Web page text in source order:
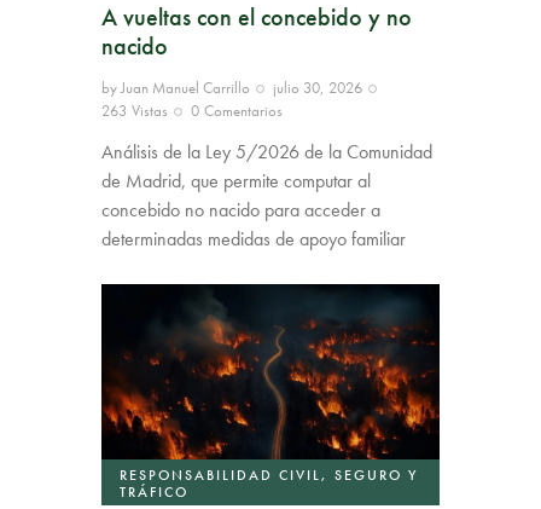
A vueltas con el concebido y no
nacido
byJuan Manuel Carrillo
julio 30, 2026
263 Vistas 0 Comentarios
Análisis de la Ley 5/2026 de la Comunidad
de Madrid, que permite computar al
concebido no nacido para acceder a
determinadas medidas de apoyo familiar
RESPONSABILIDAD CIVIL, SEGURO Y
TRÁFICO